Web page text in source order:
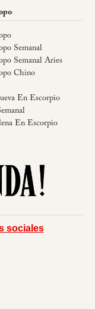
Semanal
Semanal Aries
Chino
En Escorpio
En Escorpio
sociales